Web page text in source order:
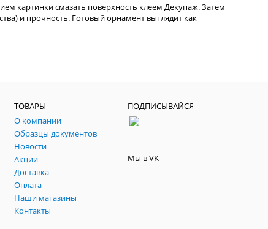
картинки смазать поверхность клеем Декупаж. Затем
и прочность. Готовый орнамент выглядит как
ТОВАРЫ
О компании
Образцы документов
Новости
Акции
Доставка
Оплата
Наши магазины
Контакты
ПОДПИСЫВАЙСЯ
Мы в VK